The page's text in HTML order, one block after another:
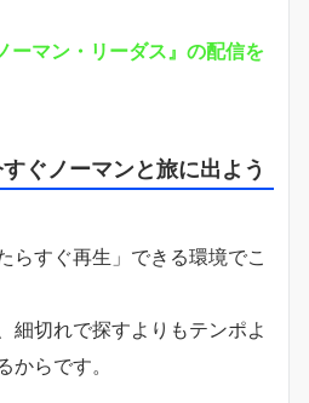
マン・リーダス』の配信を
ぐノーマンと旅に出よう
らすぐ再生」できる環境でこ
細切れで探すよりもテンポよ
からです。